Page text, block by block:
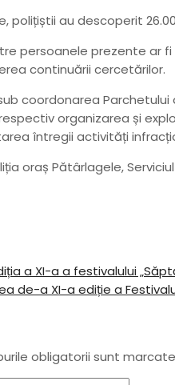
au descoperit
persoanele prezente ar
continuării cercetărilor.
coordonarea
organizarea și
întregii activități
oraș Pătârlagele,
a XI-a a festivalului
de-a XI-a ediție a
obligatorii sunt